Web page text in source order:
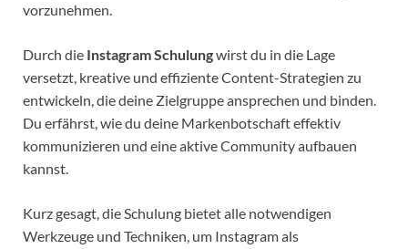
vorzunehmen.
Durch die Instagram Schulungwirst du in die Lage
versetzt, kreative und effiziente Content-Strategien zu
entwickeln, die deine Zielgruppe ansprechen und binden.
Du erfährst, wie du deine Markenbotschaft effektiv
kommunizieren und eine aktive Community aufbauen
kannst.
Kurz gesagt, die Schulung bietet alle notwendigen
Werkzeuge und Techniken, um Instagram als